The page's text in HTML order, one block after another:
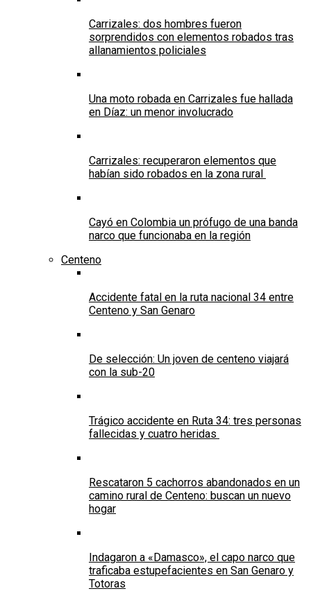
Carrizales: dos hombres fueron
sorprendidos con elementos robados tras
allanamientos policiales
Una moto robada en Carrizales fue hallada
en Díaz: un menor involucrado
Carrizales: recuperaron elementos que
habían sido robados en la zona rural
Cayó en Colombia un prófugo de una banda
narco que funcionaba en la región
Centeno
Accidente fatal en la ruta nacional 34 entre
Centeno y San Genaro
De selección: Un joven de centeno viajará
con la sub-20
Trágico accidente en Ruta 34: tres personas
fallecidas y cuatro heridas
Rescataron 5 cachorros abandonados en un
camino rural de Centeno: buscan un nuevo
hogar
Indagaron a «Damasco», el capo narco que
traficaba estupefacientes en San Genaro y
Totoras